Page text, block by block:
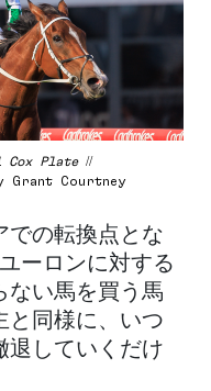
Cox Plate//
Grant Courtney
での転換点とな
ーロンに対する
ない馬を買う馬
と同様に、いつ
退していくだけ